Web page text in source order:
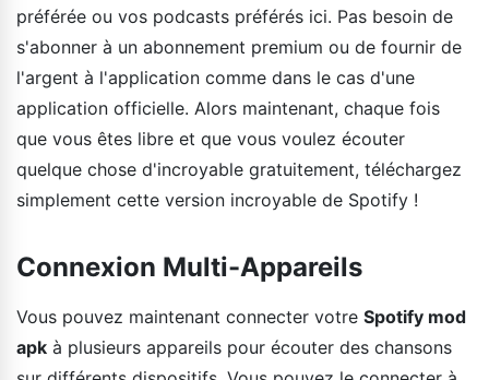
préférée ou vos podcasts préférés ici. Pas besoin de
s'abonner à un abonnement premium ou de fournir de
l'argent à l'application comme dans le cas d'une
application officielle. Alors maintenant, chaque fois
que vous êtes libre et que vous voulez écouter
quelque chose d'incroyable gratuitement, téléchargez
simplement cette version incroyable de Spotify !
Connexion Multi-Appareils
Vous pouvez maintenant connecter votre Spotify mod
apk à plusieurs appareils pour écouter des chansons